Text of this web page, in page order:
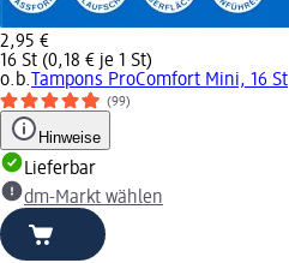
2,95 €
16 St (0,18 € je 1 St)
o.b. Tampons ProComfort Mini, 16 St
(99)
Hinweise
Lieferbar
dm-Markt wählen